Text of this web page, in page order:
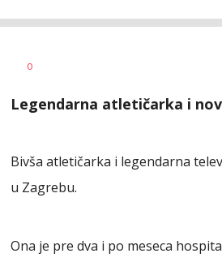
AUTOR
0
Legendarna atletičarka i
Bivša atletičarka i legendarna
u Zagrebu.
Ona je pre dva i po meseca